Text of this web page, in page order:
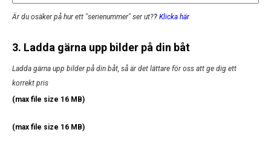
Är du osäker på hur ett "serienummer" ser ut?? Klicka här
3. Ladda gärna upp bilder på din båt
Ladda gärna upp bilder på din båt, så är det lättare för oss att ge dig ett
korrekt pris
(max file size 16 MB)
(max file size 16 MB)